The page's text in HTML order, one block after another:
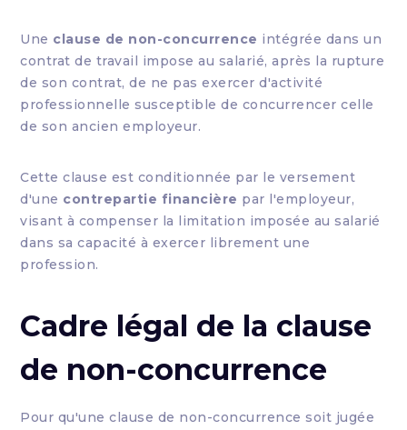
Une clause de non-concurrence intégrée dans un
contrat de travail impose au salarié, après la rupture
de son contrat, de ne pas exercer d'activité
professionnelle susceptible de concurrencer celle
de son ancien employeur.
Cette clause est conditionnée par le versement
d'une contrepartie financière par l'employeur,
visant à compenser la limitation imposée au salarié
dans sa capacité à exercer librement une
profession.
Cadre légal de la clause
de non-concurrence
Pour qu'une clause de non-concurrence soit jugée